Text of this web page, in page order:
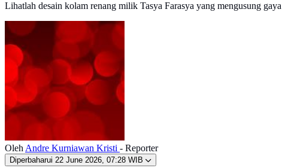
Lihatlah desain kolam renang milik Tasya Farasya yang mengusung
Oleh Andre Kurniawan Kristi - Reporter
Diperbaharui 22 June 2026, 07:28 WIB